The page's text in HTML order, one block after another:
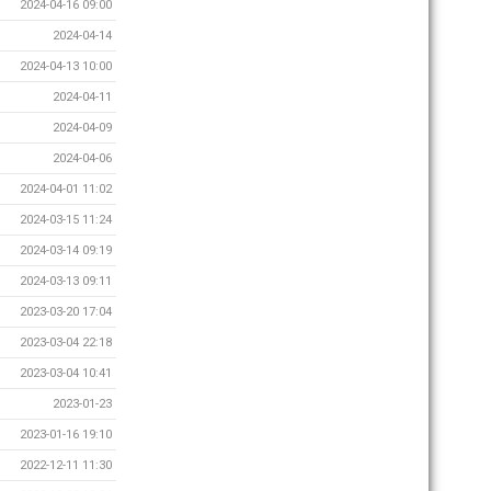
2024-04-16 09:00
2024-04-14
2024-04-13 10:00
2024-04-11
2024-04-09
2024-04-06
2024-04-01 11:02
2024-03-15 11:24
2024-03-14 09:19
2024-03-13 09:11
2023-03-20 17:04
2023-03-04 22:18
2023-03-04 10:41
2023-01-23
2023-01-16 19:10
2022-12-11 11:30